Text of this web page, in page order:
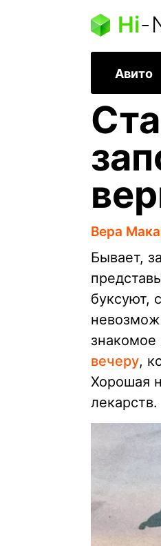
Hi-
Авито
Вера
Бывает,
буксуют,
вечеру,
Хорошая
лекарств.